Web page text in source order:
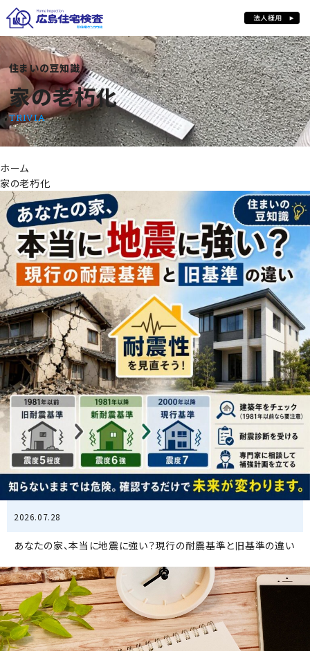
家の老朽化
住まいの豆知識
家の老朽化
TRIVIA
ホーム
家の老朽化
2026.07.28
あなたの家、本当に地震に強い？現行の耐震基準と旧基準の違い